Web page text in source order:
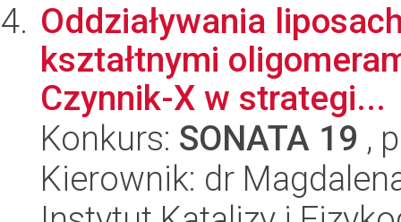
Oddziaływania
kształtnymi
Czynnik-X w strategi...
Konkurs: SONATA 19 ,
Kierownik: dr